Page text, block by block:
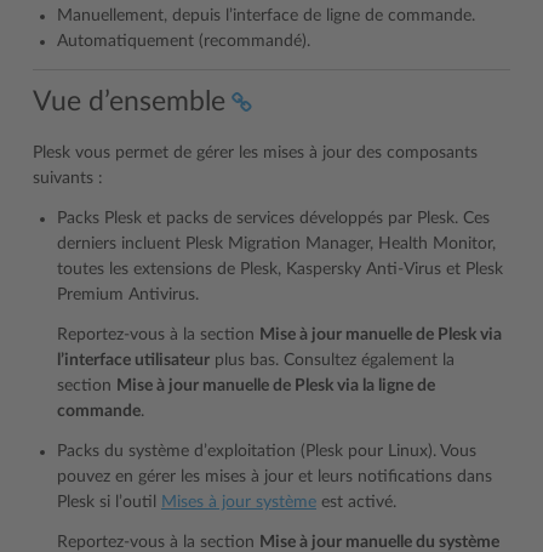
Manuellement, depuis l’interface de ligne de commande.
Automatiquement (recommandé).
Vue d’ensemble
Plesk vous permet de gérer les mises à jour des composants
suivants :
Packs Plesk et packs de services développés par Plesk. Ces
derniers incluent Plesk Migration Manager, Health Monitor,
toutes les extensions de Plesk, Kaspersky Anti-Virus et Plesk
Premium Antivirus.
Reportez-vous à la section Mise à jour manuelle de Plesk via
l’interface utilisateur plus bas. Consultez également la
section Mise à jour manuelle de Plesk via la ligne de
commande.
Packs du système d’exploitation (Plesk pour Linux). Vous
pouvez en gérer les mises à jour et leurs notifications dans
Plesk si l’outil
Mises à jour système est activé.
Reportez-vous à la section Mise à jour manuelle du système